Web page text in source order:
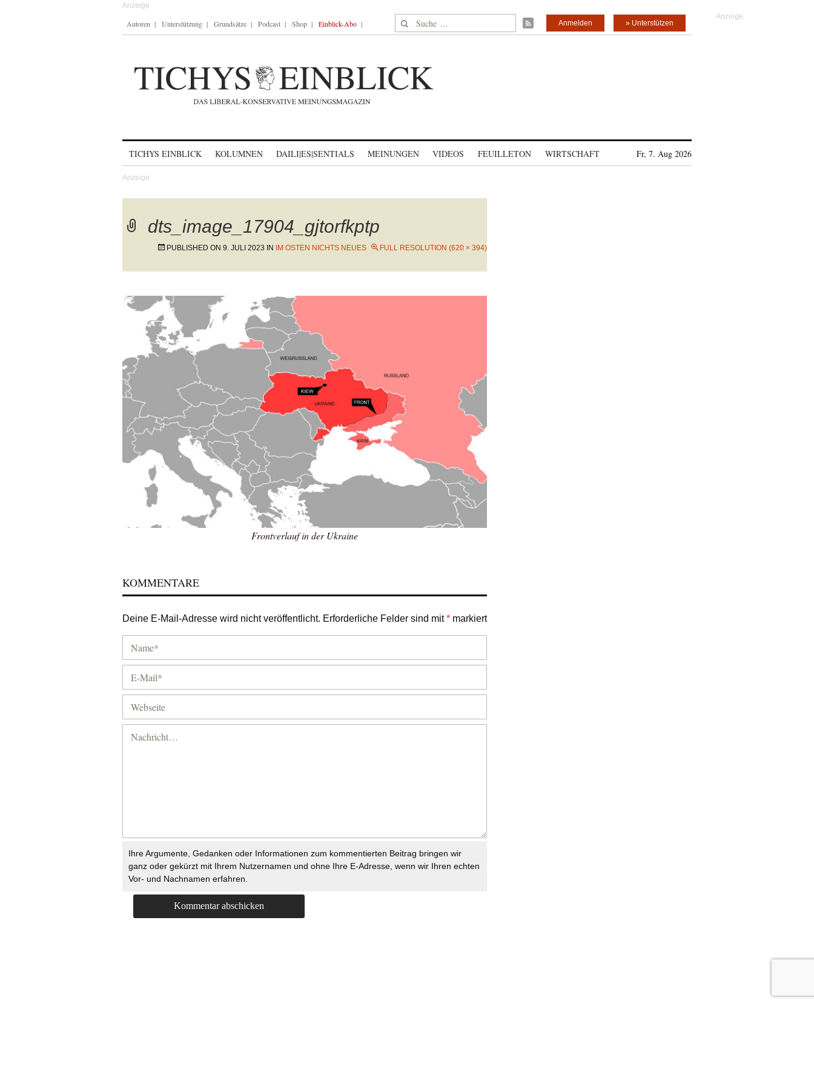
Autoren Unterstützung Grundsätze Podcast Shop Einblick-Abo Suche nach: » Unterstützen
Anmelden
TICHYS EINBLICK KOLUMNEN DAILI|ES|SENTIALS MEINUNGEN VIDEOS FEUILLETON WIRTSCHAFT Fr, 7. Aug 2026
dts_image_17904_gjtorfkptp
PUBLISHED ON 9. JULI 2023 IN IM OSTEN NICHTS NEUES FULL RESOLUTION (620 × 394)
Frontverlauf in der Ukraine
KOMMENTARE
Deine E-Mail-Adresse wird nicht veröffentlicht. Erforderliche Felder sind mit* markiert
Ihre Argumente, Gedanken oder Informationen zum kommentierten Beitrag bringen wir
ganz oder gekürzt mit Ihrem Nutzernamen und ohne Ihre E-Adresse, wenn wir Ihren echten
Vor- und Nachnamen erfahren.